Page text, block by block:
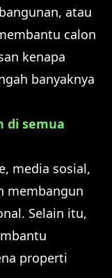
atau
calon
kenapa
banyaknya
di semua
media sosial,
membangun
Selain itu,
properti